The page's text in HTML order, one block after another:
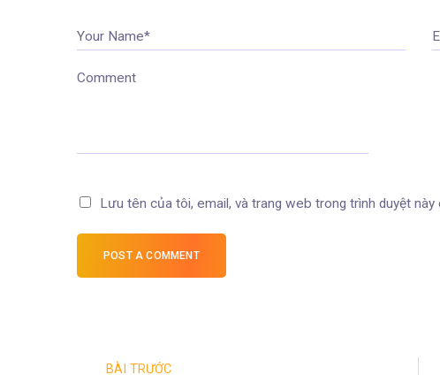
Your Name*
Comment
Lưu tên của tôi, email, và trang web trong trình duyệt
POST A COMMENT
BÀI TRƯỚC